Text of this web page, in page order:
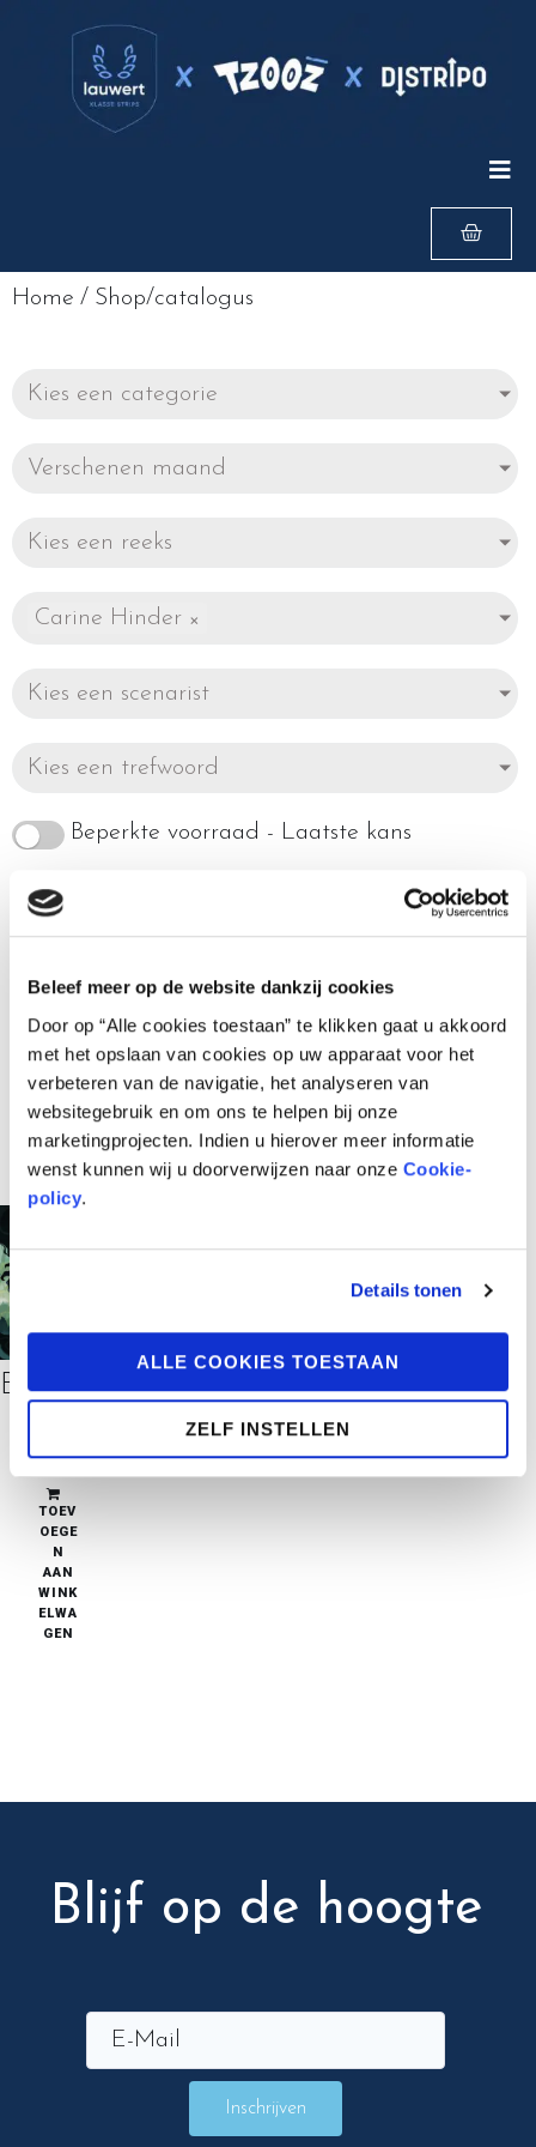
Beleef meer op de website dankzij cookies
Door op “Alle cookies toestaan” te klikken gaat u akkoord
met het opslaan van cookies op uw apparaat voor het
verbeteren van de navigatie, het analyseren van
websitegebruik en om ons te helpen bij onze
marketingprojecten. Indien u hierover meer informatie
wenst kunnen wij u doorverwijzen naar onze Cookie-
policy.
Details tonen
ALLE COOKIES TOESTAAN
ZELF INSTELLEN
Home / Shop/catalogus
Kies een categorie
Verschenen maand
Kies een reeks
Carine Hinder ×
Kies een scenarist
Kies een trefwoord
Beperkte voorraad - Laatste kans
Brume 3 – De bron der geheimen
in stock
TOEV
OEGE
N
AAN
WINK
ELWA
GEN
Blijf op de hoogte
Inschrijven